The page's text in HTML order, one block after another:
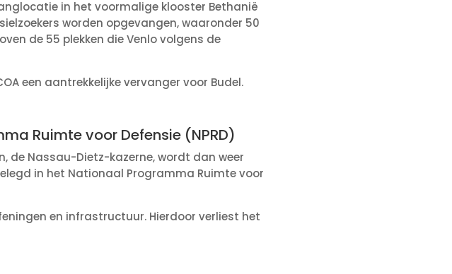
in het voormalige klooster Bethanië
worden opgevangen, waaronder 50
de 55 plekken die Venlo volgens de
een aantrekkelijke vervanger voor Budel.
Ruimte voor Defensie (NPRD)
de Nassau-Dietz-kazerne, wordt dan weer
in het Nationaal Programma Ruimte voor
en infrastructuur. Hierdoor verliest het